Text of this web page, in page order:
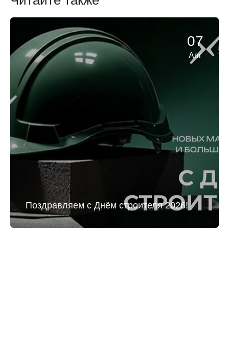
07
Авг
Поздравляем с Днём строителя 2026!